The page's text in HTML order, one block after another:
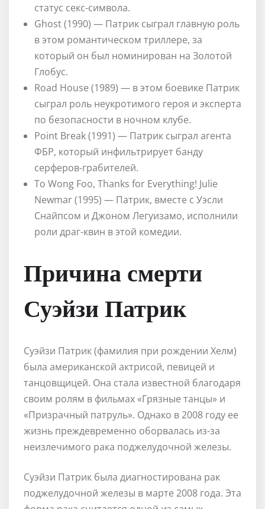
статус секс-символа.
Ghost (1990) — Патрик сыграл главную роль
в этом романтическом триллере, за
который он был номинирован на Золотой
Глобус.
Road House (1989) — в этом боевике Патрик
сыграл роль неукротимого героя и эксперта
по безопасности в ночном клубе.
Point Break (1991) — Патрик сыграл агента
ФБР, который инфильтрирует банду
серферов-грабителей.
To Wong Foo, Thanks for Everything! Julie
Newmar (1995) — Патрик, вместе с Уэсли
Снайпсом и Джоном Легуизамо, исполнили
роли драг-квин в этой комедии.
Причина смерти
Суэйзи Патрик
Суэйзи Патрик (фамилия при рождении Хелм)
была американской актрисой, певицей и
танцовщицей. Она стала известной благодаря
своим ролям в фильмах «Грязные танцы» и
«Призрачный патруль». Однако в 2008 году ее
жизнь преждевременно оборвалась из-за
неизлечимого рака поджелудочной железы.
Суэйзи Патрик была диагностирована рак
поджелудочной железы в марте 2008 года. Эта